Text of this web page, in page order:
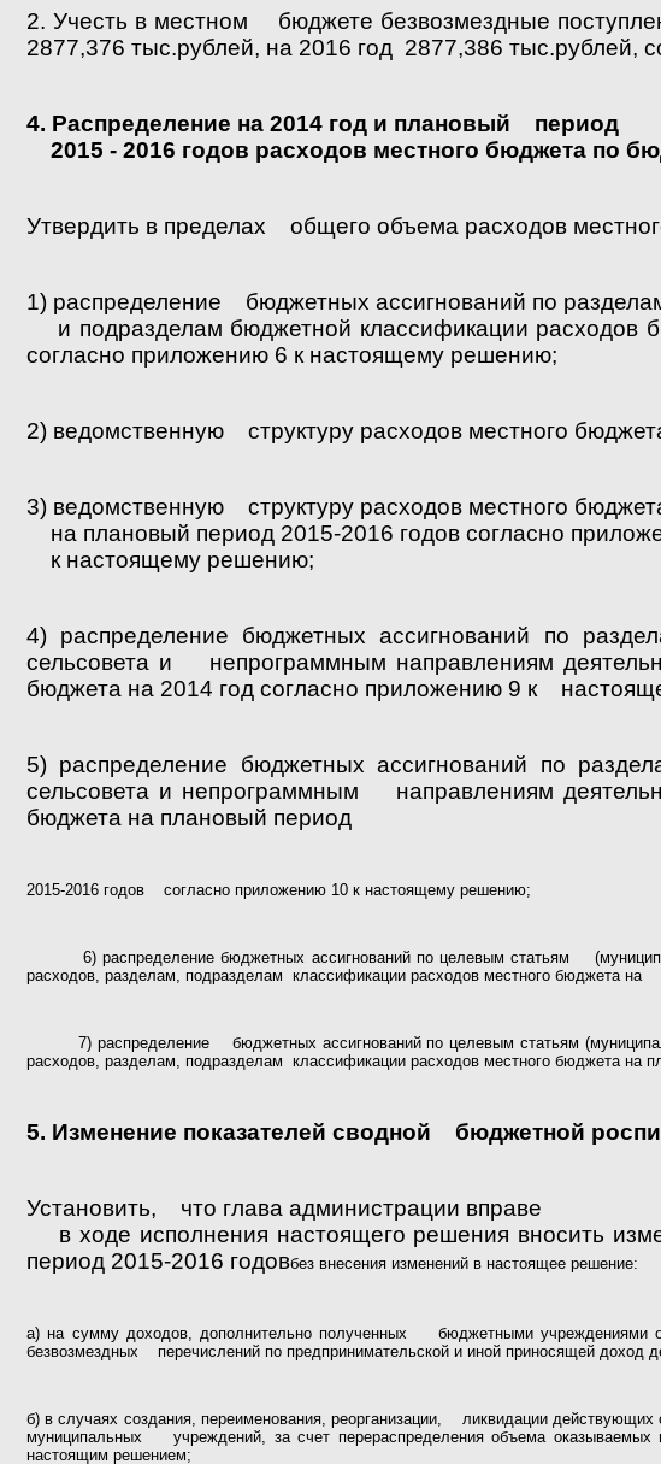
2. Учесть в местном бюджете безвозмездные
2877,376 тыс.рублей, на 2016 год 2877,386
4. Распределение на 2014 год и плановый период
2015 - 2016 годов расходов местного бюджета по
Утвердить в пределах общего объема расходов
1) распределение бюджетных ассигнований по
и подразделам бюджетной классификации расходов
согласно приложению 6 к настоящему решению;
2) ведомственную структуру расходов местного
3) ведомственную структуру расходов местного
на плановый период 2015-2016 годов согласно
к настоящему решению;
4) распределение бюджетных ассигнований по
сельсовета и непрограммным направлениям
бюджета на 2014 год согласно приложению 9 к
5) распределение бюджетных ассигнований по
сельсовета и непрограммным направлениям
бюджета на плановый период
2015-2016 годов согласно приложению 10 к настоящему решению;
6) распределение бюджетных ассигнований по целевым статьям
расходов, разделам, подразделам классификации расходов местного бюджета
7) распределение бюджетных ассигнований по целевым статьям
расходов, разделам, подразделам классификации расходов местного бюджета
5. Изменение показателей сводной бюджетной
Установить, что глава администрации вправе
в ходе исполнения настоящего решения вносить
период 2015-2016 годовбез внесения изменений в настоящее решение:
а) на сумму доходов, дополнительно полученных бюджетными учреждениями
безвозмездных перечислений по предпринимательской и иной приносящей
б) в случаях создания, переименования, реорганизации, ликвидации
муниципальных учреждений, за счет перераспределения объема
настоящим решением;